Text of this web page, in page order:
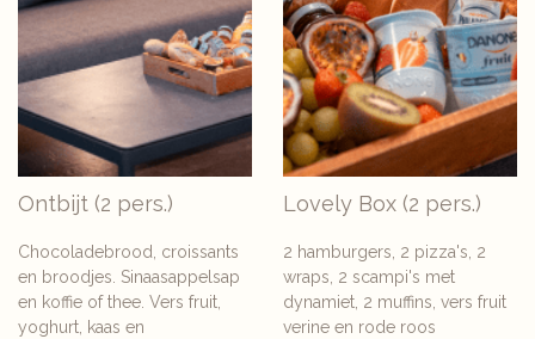
Ontbijt (2 pers.)
Chocoladebrood, croissants
en broodjes. Sinaasappelsap
en koffie of thee. Vers fruit,
yoghurt, kaas en
Lovely Box (2 pers.)
2 hamburgers, 2 pizza's, 2
wraps, 2 scampi's met
dynamiet, 2 muffins, vers fruit
verine en rode roos